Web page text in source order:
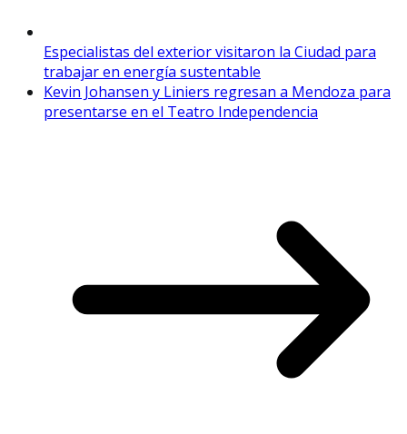
Especialistas del exterior visitaron la Ciudad para
trabajar en energía sustentable
Kevin Johansen y Liniers regresan a Mendoza para
presentarse en el Teatro Independencia